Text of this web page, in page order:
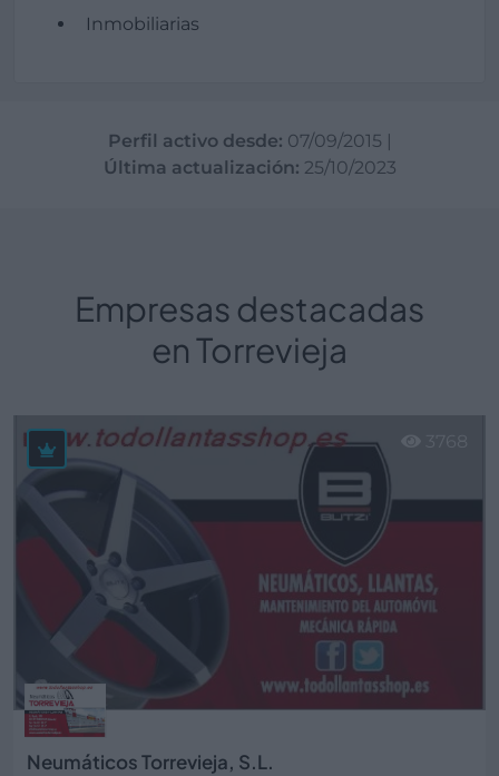
Inmobiliarias
Perfil activo desde: 07/09/2015 |
Última actualización: 25/10/2023
Empresas destacadas
en Torrevieja
Neumáticos Torrevieja, S.L.